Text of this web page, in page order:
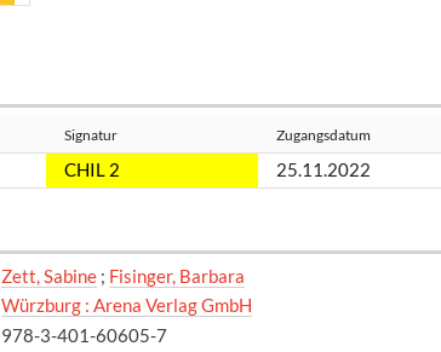
Signatur Zugangsdatum
CHIL 2 25.11.2022
Zett, Sabine; Fisinger, Barbara
Würzburg : Arena Verlag GmbH
978-3-401-60605-7